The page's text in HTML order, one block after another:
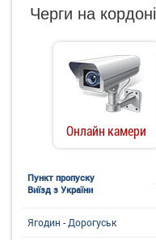
Черги на кордоні
Онлайн камери
Пункт пропуску
Виїзд з України
Ягодин - Дорогуськ